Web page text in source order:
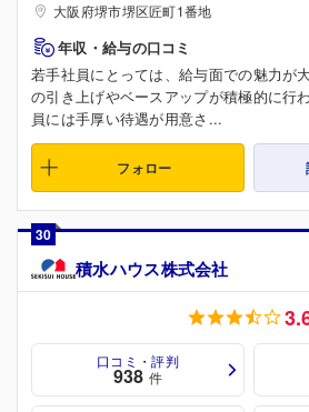
大阪府堺市堺区匠町1番地
年収・給与の口コミ
若手社員にとっては、給与面での魅力が
の引き上げやベースアップが積極的に行
員には手厚い待遇が用意さ...
フォロー
30
積水ハウス株式会社
口コミ・評判
938 件